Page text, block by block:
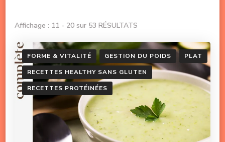
Affichage : 11 - 20 sur 53 RÉSULTATS
FORME & VITALITÉ GESTION DU POIDS
PLAT
RECETTES HEALTHY SANS GLUTEN
RECETTES PROTÉINÉES